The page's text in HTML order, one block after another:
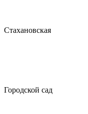
Стахановская
Городской сад